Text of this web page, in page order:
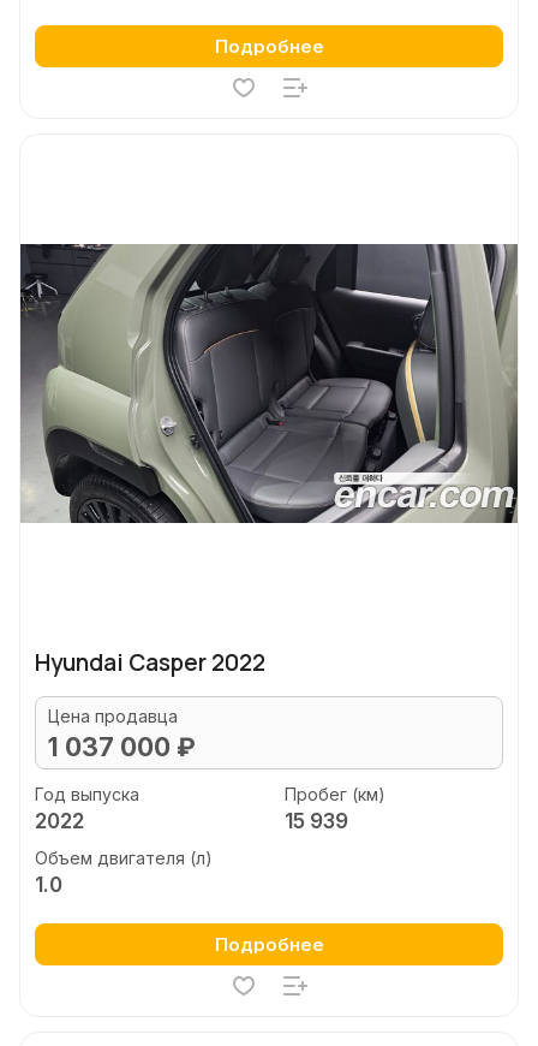
Подробнее
Hyundai Casper 2022
Цена продавца
1 037 000 ₽
Год выпуска
2022
Пробег (км)
15 939
Объем двигателя (л)
1.0
Подробнее